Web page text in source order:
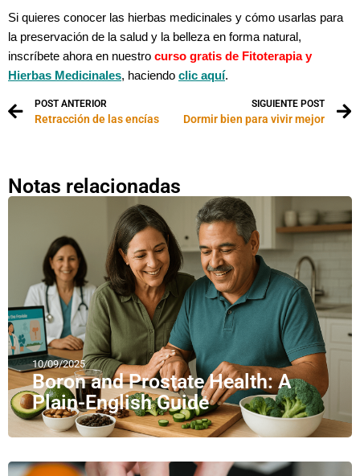
Si quieres conocer las hierbas medicinales y cómo usarlas para
la preservación de la salud y la belleza en forma natural,
inscríbete ahora en nuestro curso gratis de Fitoterapia y
Hierbas Medicinales, haciendo clic aquí.
POST ANTERIOR
Retracción de las encías
SIGUIENTE POST
Dormir bien para vivir mejor
Notas relacionadas
10/09/2025
Boron and Prostate Health: A
Plain-English Guide